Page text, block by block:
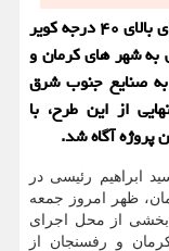
به گزارش خبرگزاری نام، رئیس جمهور در دمای بالای ۴۰ درجه کویر
شهر های کرمان و
صنایع جنوب شرق
از این طرح، با
پروژه آگاه شد.
ابراهیم رئیسی در
ظهر امروز جمعه
و رفسنجان از